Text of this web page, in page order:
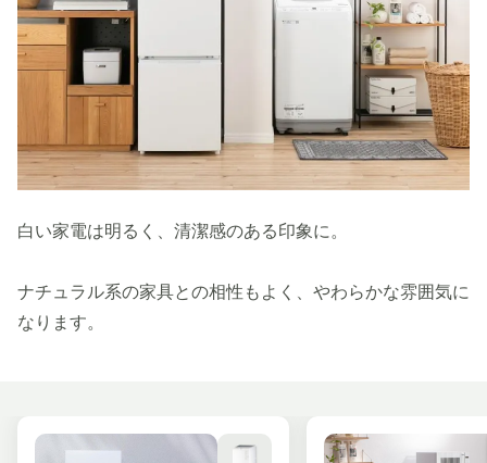
白い家電は明るく、清潔感のある印象に。
ナチュラル系の家具との相性もよく、やわらかな雰囲気に
なります。